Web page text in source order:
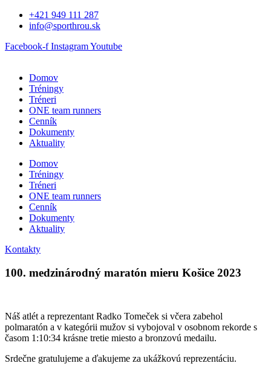
Preskočiť+421 949 111 287
info@sporthrou.sk
Facebook-f InstagramYoutube
Domov
Tréningy
Tréneri
ONE team runners
Cenník
Dokumenty
Aktuality
Domov
Tréningy
Tréneri
ONE team runners
Cenník
Dokumenty
Aktuality
Kontakty
100. medzinárodný maratón mieru Košice 2023
Náš atlét a reprezentant Radko Tomeček si včera zabehol
polmaratón a v kategórii mužov si vybojoval v osobnom rekorde s
časom 1:10:34 krásne tretie miesto a bronzovú medailu.
Srdečne gratulujeme a ďakujeme za ukážkovú reprezentáciu.